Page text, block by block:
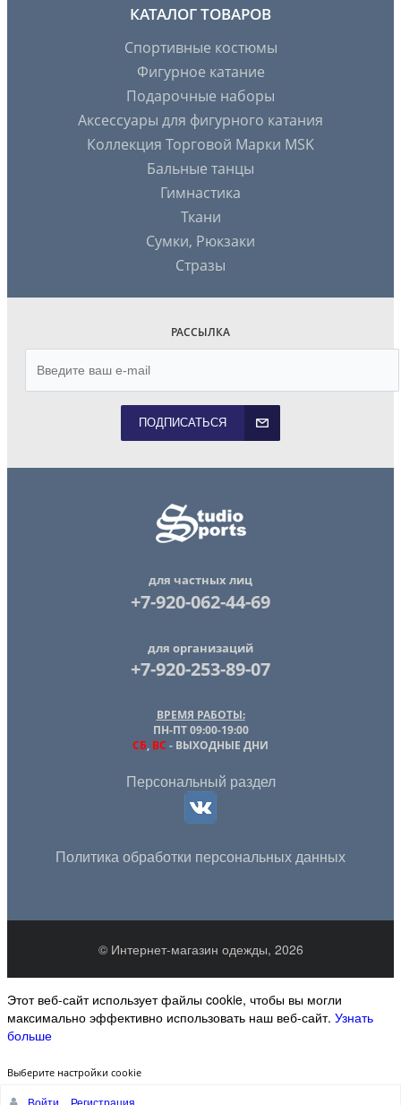
КАТАЛОГ ТОВАРОВ
Спортивные костюмы
Фигурное катание
Подарочные наборы
Аксессуары для фигурного катания
Коллекция Торговой Марки MSK
Бальные танцы
Гимнастика
Ткани
Сумки, Рюкзаки
Стразы
РАССЫЛКА
ПОДПИСАТЬСЯ
для частных лиц
+7-920-062-44-69
для организаций
+7-920-253-89-07
ВРЕМЯ РАБОТЫ:
ПН-ПТ 09:00-19:00
СБ, ВС - ВЫХОДНЫЕ ДНИ
Персональный раздел
Политика обработки персональных данных
© Интернет-магазин одежды, 2026
Войти Регистрация
Этот веб-сайт использует файлы cookie, чтобы вы могли
максимально эффективно использовать наш веб-сайт. Узнать
больше
Выберите настройки cookie